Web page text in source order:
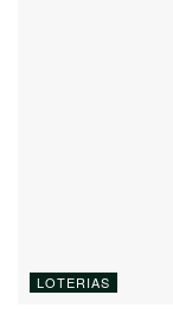
LOTERIAS